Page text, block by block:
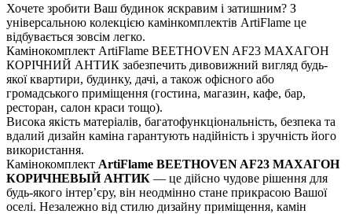
Хочете зробити Ваш будинок яскравим і затишним? З
універсальною колекцією камінкомплектів ArtiFlame це
відбувається зовсім легко.
Камінокомплект ArtiFlame BEETHOVEN AF23 МАХАГОН
КОРІЧНИЙ АНТИК забезпечить дивовижний вигляд будь-
якої квартири, будинку, дачі, а також офісного або
громадського приміщення (гостина, магазин, кафе, бар,
ресторан, салон краси тощо).
Висока якість матеріалів, багатофункціональність, безпека та
вдалий дизайн каміна гарантують надійність і зручність його
використання.
Камінокомплект ArtiFlame BEETHOVEN AF23 МАХАГОН
КОРИЧНЕВЫЙ АНТИК — це дійсно чудове рішення для
будь-якого інтер’єру, він неодмінно стане прикрасою Вашої
оселі. Незалежно від стилю дизайну приміщення, камін